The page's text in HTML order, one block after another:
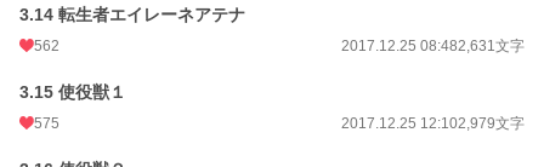
3.14 転生者エイレーネアテナ
562 2017.12.25 08:482,631文字
3.15 使役獣１
575 2017.12.25 12:102,979文字